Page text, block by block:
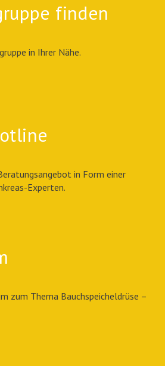
finden
in Ihrer Nähe.
in Form einer
Experten.
zum Thema Bauchspeicheldrüse –